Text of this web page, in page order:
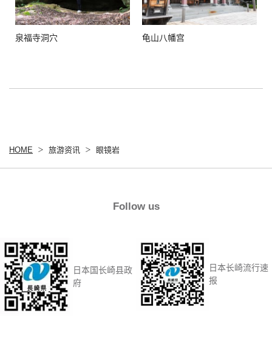
泉福寺洞穴 龟山八幡宫
HOME 旅游资讯 眼镜岩
Follow us
日本国长崎县政
府
日本长崎流行速
报